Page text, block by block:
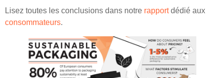
Lisez toutes les conclusions dans notre rapportdédié aux
consommateurs.